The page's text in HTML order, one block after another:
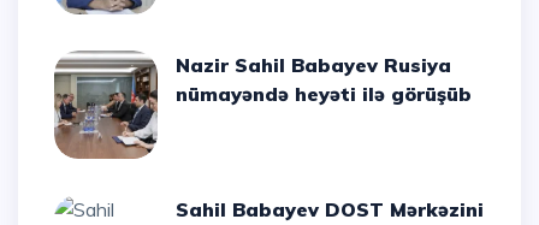
Nazir Sahil Babayev Rusiya
nümayəndə heyəti ilə görüşüb
Sahil Babayev DOST Mərkəzini